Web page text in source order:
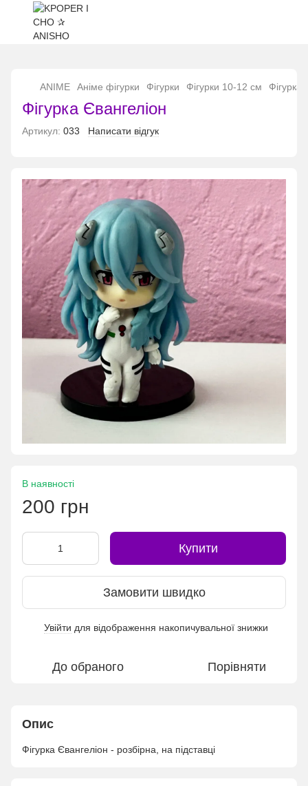
ANIME Аніме фігурки Фігурки Фігурки 10-12 см Фігурка
Фігурка Євангеліон
Артикул: 033 Написати відгук
В наявності
200 грн
Купити
Замовити швидко
Увійти для відображення накопичувальної знижки
До обраного Порівняти
Опис
Фігурка Євангеліон - розбірна, на підставці